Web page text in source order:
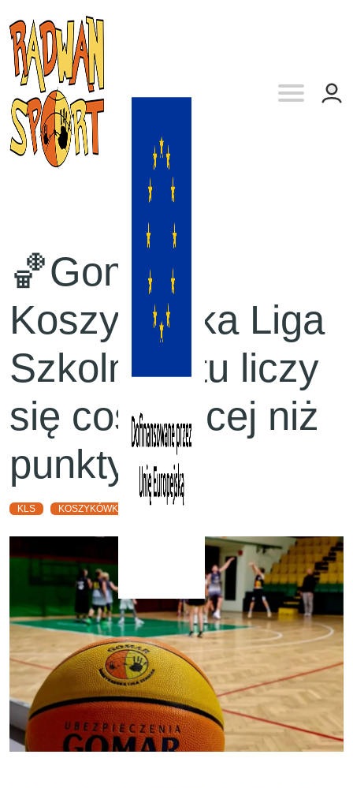
🏀Gomar
Koszykarska Liga
Szkolna – tu liczy
się coś więcej niż
punkty! 🏀
KLS KOSZYKÓWKA